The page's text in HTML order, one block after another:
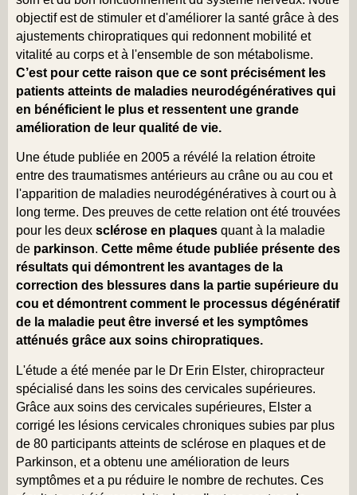
objectif est de stimuler et d'améliorer la santé grâce à des
ajustements chiropratiques qui redonnent mobilité et
vitalité au corps et à l'ensemble de son métabolisme.
C’est pour cette raison que ce sont précisément les
patients atteints de maladies neurodégénératives qui
en bénéficient le plus et ressentent une grande
amélioration de leur qualité de vie.
Une étude publiée en 2005 a révélé la relation étroite
entre des traumatismes antérieurs au crâne ou au cou et
l'apparition de maladies neurodégénératives à court ou à
long terme. Des preuves de cette relation ont été trouvées
pour les deux sclérose en plaques quant à la maladie
de parkinson. Cette même étude publiée présente des
résultats qui démontrent les avantages de la
correction des blessures dans la partie supérieure du
cou et démontrent comment le processus dégénératif
de la maladie peut être inversé et les symptômes
atténués grâce aux soins chiropratiques.
L'étude a été menée par le Dr Erin Elster, chiropracteur
spécialisé dans les soins des cervicales supérieures.
Grâce aux soins des cervicales supérieures, Elster a
corrigé les lésions cervicales chroniques subies par plus
de 80 participants atteints de sclérose en plaques et de
Parkinson, et a obtenu une amélioration de leurs
symptômes et a pu réduire le nombre de rechutes. Ces